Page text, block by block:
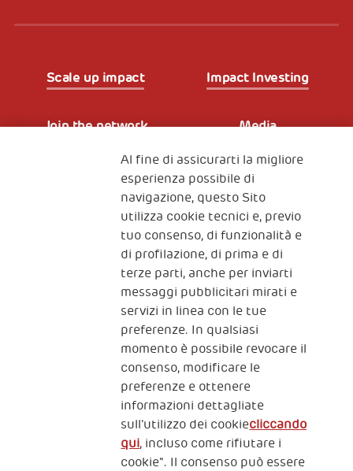
Scale up impact Impact Investing
Join the network Media
Iscriviti alla newsletter
Fondazione
The Human Safety Net
CONTATTACI
2, Piazza Duca degli Abruzzi 34132
Trieste Italy
Fiscal code (Italy) 90017740326
Al fine di assicurarti la migliore
esperienza possibile di
navigazione, questo Sito
utilizza cookie tecnici e, previo
tuo consenso, di funzionalità e
di profilazione, di prima e di
terze parti, anche per inviarti
messaggi pubblicitari mirati e
servizi in linea con le tue
preferenze. In qualsiasi
momento è possibile revocare il
consenso, modificare le
preferenze e ottenere
informazioni dettagliate
sull’utilizzo dei cookiecliccando
qui, incluso come rifiutare i
cookie". Il consenso può essere